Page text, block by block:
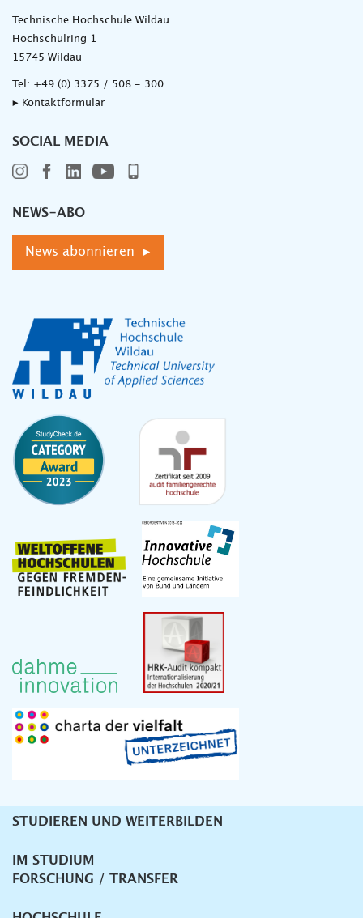
Technische Hochschule Wildau
Hochschulring 1
15745 Wildau
Tel: +49 (0) 3375 / 508 - 300
▸ Kontaktformular
SOCIAL MEDIA
NEWS-ABO
News abonnieren ▸
Unternavigation
STUDIEREN UND WEITERBILDEN
IM STUDIUM
FORSCHUNG / TRANSFER